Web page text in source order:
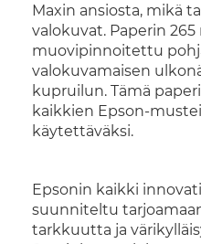
Maxin ansiosta, mikä
valokuvat. Paperin
muovipinnoitettu
valokuvamaisen
kupruilun. Tämä
kaikkien Epson-
käytettäväksi.
Epsonin kaikki
suunniteltu
tarkkuutta ja